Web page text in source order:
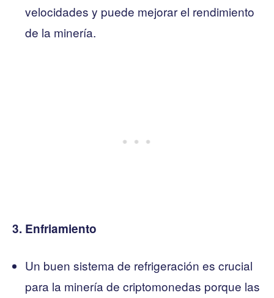
velocidades y puede mejorar el rendimiento
de la minería.
3. Enfriamiento
Un buen sistema de refrigeración es crucial
para la minería de criptomonedas porque las